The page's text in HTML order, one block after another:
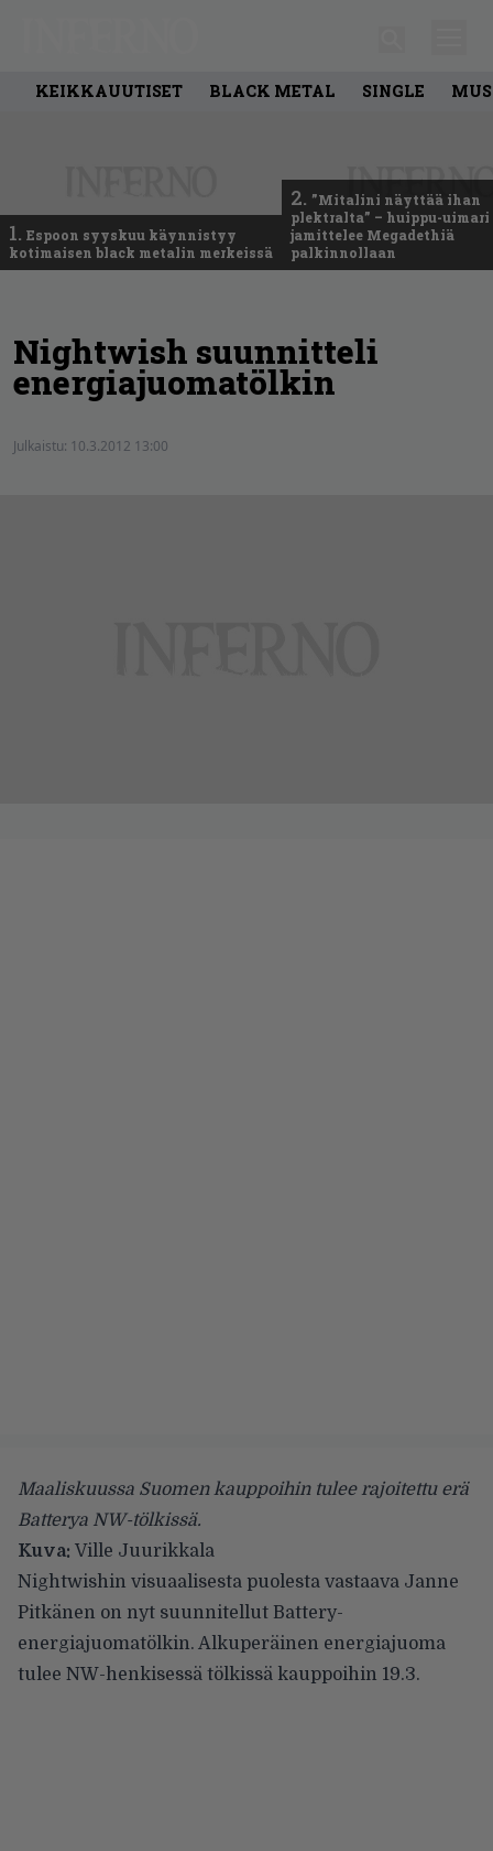
KEIKKAUUTISET BLACK METAL SINGLE
1. Espoon syyskuu käynnistyy
kotimaisen black metalin merkeissä
2. ”Mitalini näyttää ihan
plektralta” – huippu-uimari
jamittelee Megadethiä
palkinnollaan
Nightwish suunnitteli
energiajuomatölkin
Julkaistu: 10.3.2012 13:00
Maaliskuussa Suomen kauppoihin tulee rajoitettu erä
Batterya NW-tölkissä.
Kuva: Ville Juurikkala
Nightwishin visuaalisesta puolesta vastaava Janne
Pitkänen on nyt suunnitellut Battery-
energiajuomatölkin. Alkuperäinen energiajuoma
tulee NW-henkisessä tölkissä kauppoihin 19.3.